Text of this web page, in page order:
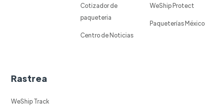
Cotizador de
paqueteria
Centro de Noticias
WeShip Protect
Paqueterías México
Rastrea
WeShip Track